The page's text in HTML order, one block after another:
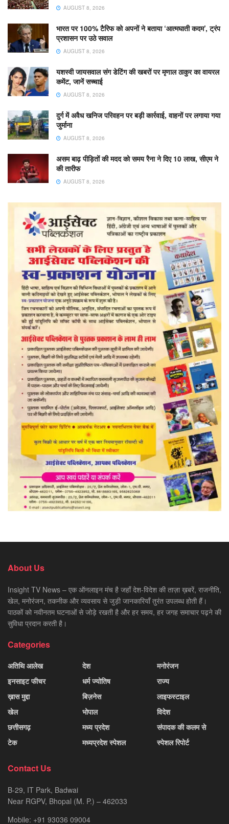
AUGUST 8, 2026
भारत पर 100% टैरिफ को अपनों ने बताया ‘आत्मघाती कदम’, ट्रंप
प्रशासन पर उठे सवाल
AUGUST 8, 2026
यशस्वी जायसवाल संग डेटिंग की खबरों पर मृणाल ठाकुर का वायरल
कमेंट, जानें सच्चाई
AUGUST 8, 2026
दुर्ग में अवैध खनिज परिवहन पर बड़ी कार्रवाई, वाहनों पर लगाया गया
जुर्माना
AUGUST 8, 2026
असम बाढ़ पीड़ितों की मदद को समय रैना ने दिए 10 लाख, सीएम ने
की तारीफ
AUGUST 8, 2026
About Us
Insight TV News – एक ऑनलाइन मंच है जहाँ देश-विदेश की ताज़ा ख़बरें, राजनीति,
खेल, मनोरंजन, तकनीक और व्यवसाय से जुड़ी जानकारियाँ तुरंत उपलब्ध होती हैं।
पाठकों को नवीनतम घटनाओं से जोड़े रखती है और हर समय, हर जगह समाचार पढ़ने की
सुविधा प्रदान करती है।
Categories
अतिथि आलेख
इनसाइट फीचर
ख़ास मुद्दा
खेल
छत्तीसगढ़
टेक
देश
धर्म ज्योतिष
बिज़नेस
भोपाल
मध्य प्रदेश
मध्यप्रदेश स्पेशल
मनोरंजन
राज्य
लाइफस्टाइल
विदेश
संपादक की कलम से
स्पेशल रिपोर्ट
Contact Us
B-29, IT Park, Badwai
Near RGPV, Bhopal (M. P.) – 462033
Mobile: +91 93036 09004